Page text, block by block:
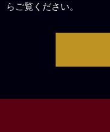
らご覧ください。